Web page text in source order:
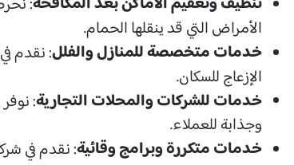
الأمراض التي قد ينقلها الحمام.
خدمات متخصصة للمنازل والفلل: نقدم
الإزعاج للسكان.
خدمات للشركات والمحلات التجارية:
وجذابة للعملاء.
خدمات متكررة وبرامج وقائية: نقدم في